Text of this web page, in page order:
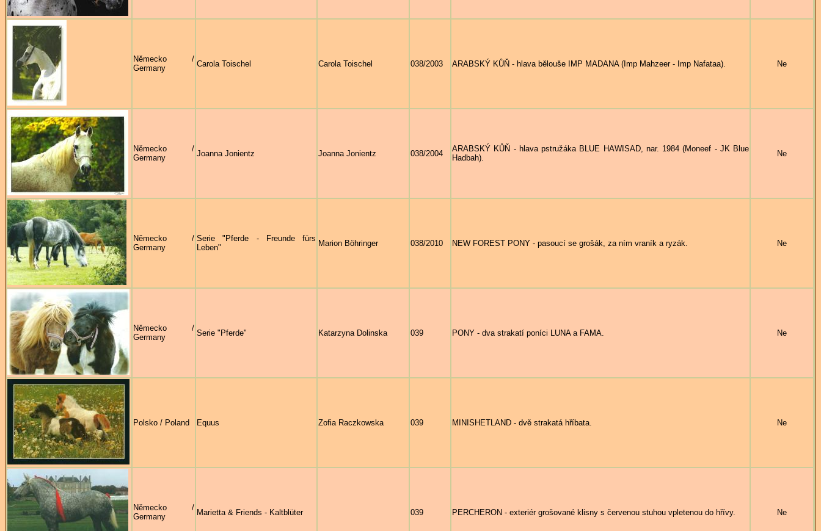
Německo /
Germany
Carola Toischel Carola Toischel 038/2003 ARABSKÝ KŮŇ - hlava bělouše IMP MADANA (Imp Mahzeer - Imp Nafataa). Ne
Německo /
Germany
Joanna Jonientz Joanna Jonientz 038/2004
ARABSKÝ KŮŇ - hlava pstružáka BLUE HAWISAD, nar. 1984 (Moneef - JK Blue
Hadbah).
Ne
Německo /
Germany
Serie "Pferde - Freunde fürs
Leben"
Marion Böhringer 038/2010 NEW FOREST PONY - pasoucí se grošák, za ním vraník a ryzák. Ne
Německo /
Germany
Serie "Pferde" Katarzyna Dolinska 039 PONY - dva strakatí poníci LUNA a FAMA. Ne
Polsko / Poland Equus Zofia Raczkowska 039 MINISHETLAND - dvě strakatá hříbata. Ne
Německo /
Germany
Marietta & Friends - Kaltblüter 039 PERCHERON - exteriér grošované klisny s červenou stuhou vpletenou do hřívy. Ne